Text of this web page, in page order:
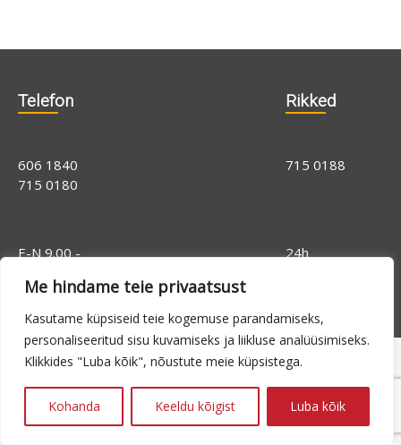
Me hindame teie privaatsust
Kasutame küpsiseid teie kogemuse parandamiseks,
personaliseeritud sisu kuvamiseks ja liikluse analüüsimiseks.
Klikkides "Luba kõik", nõustute meie küpsistega.
Kohanda Keeldu kõigist Luba kõik
Telefon Rikked
606 1840
715 0180
715 0188
E-N 9.00 -
14.00
24h